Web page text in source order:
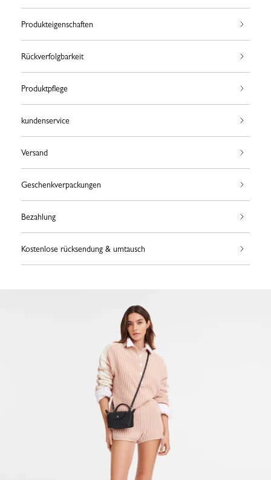
Produkteigenschaften
Rückverfolgbarkeit
Produktpflege
kundenservice
Versand
Geschenkverpackungen
Bezahlung
Kostenlose rücksendung & umtausch